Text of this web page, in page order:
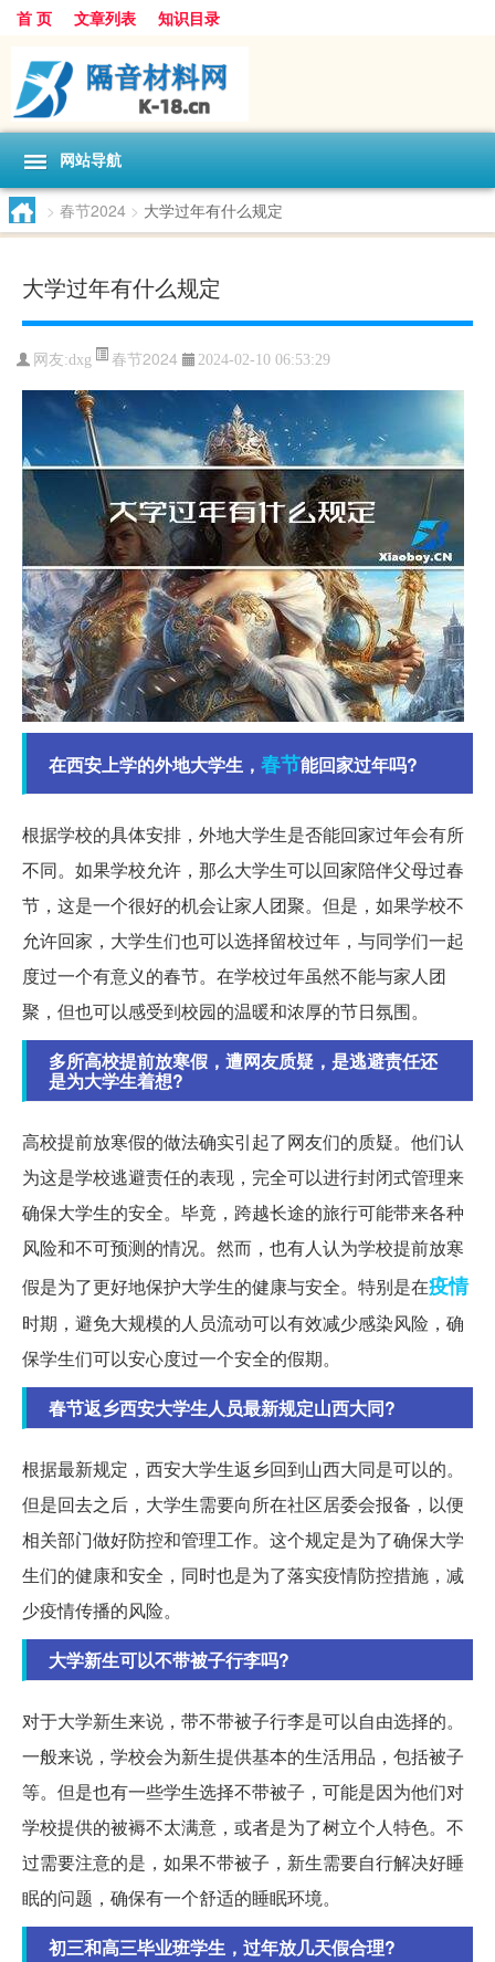
首 页 文章列表 知识目录
网站导航
> 春节2024 > 大学过年有什么规定
大学过年有什么规定
网友:dxg 春节2024 2024-02-10 06:53:29
在西安上学的外地大学生， 春节能回家过年吗?
根据学校的具体安排，外地大学生是否能回家过年会有所
不同。如果学校允许，那么大学生可以回家陪伴父母过春
节，这是一个很好的机会让家人团聚。但是，如果学校不
允许回家，大学生们也可以选择留校过年，与同学们一起
度过一个有意义的春节。在学校过年虽然不能与家人团
聚，但也可以感受到校园的温暖和浓厚的节日氛围。
多所高校提前放寒假，遭网友质疑，是逃避责任还
是为大学生着想?
高校提前放寒假的做法确实引起了网友们的质疑。他们认
为这是学校逃避责任的表现，完全可以进行封闭式管理来
确保大学生的安全。毕竟，跨越长途的旅行可能带来各种
风险和不可预测的情况。然而，也有人认为学校提前放寒
假是为了更好地保护大学生的健康与安全。特别是在疫情
时期，避免大规模的人员流动可以有效减少感染风险，确
保学生们可以安心度过一个安全的假期。
春节返乡西安大学生人员最新规定山西大同?
根据最新规定，西安大学生返乡回到山西大同是可以的。
但是回去之后，大学生需要向所在社区居委会报备，以便
相关部门做好防控和管理工作。这个规定是为了确保大学
生们的健康和安全，同时也是为了落实疫情防控措施，减
少疫情传播的风险。
大学新生可以不带被子行李吗?
对于大学新生来说，带不带被子行李是可以自由选择的。
一般来说，学校会为新生提供基本的生活用品，包括被子
等。但是也有一些学生选择不带被子，可能是因为他们对
学校提供的被褥不太满意，或者是为了树立个人特色。不
过需要注意的是，如果不带被子，新生需要自行解决好睡
眠的问题，确保有一个舒适的睡眠环境。
初三和高三毕业班学生，过年放几天假合理?